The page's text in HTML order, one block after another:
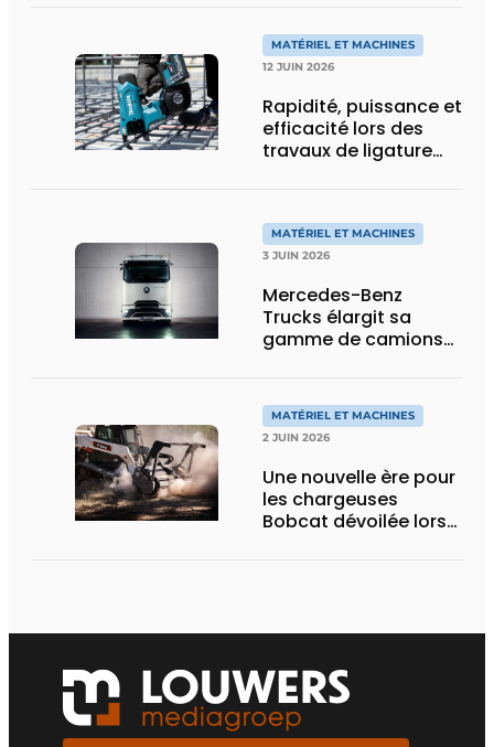
transport spécial
MATÉRIEL ET MACHINES
12 JUIN 2026
Rapidité, puissance et
efficacité lors des
travaux de ligature
MATÉRIEL ET MACHINES
3 JUIN 2026
Mercedes-Benz
Trucks élargit sa
gamme de camions
eActros Lowliner
MATÉRIEL ET MACHINES
2 JUIN 2026
Une nouvelle ère pour
les chargeuses
Bobcat dévoilée lors